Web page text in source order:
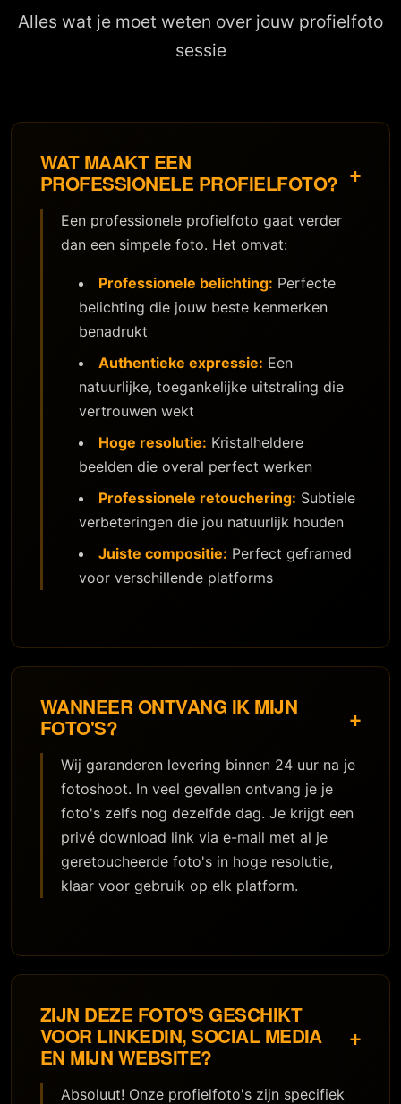
Alles wat je moet weten over jouw profielfoto
sessie
WAT MAAKT EEN
PROFESSIONELE PROFIELFOTO? +
Een professionele profielfoto gaat verder
dan een simpele foto. Het omvat:
Professionele belichting: Perfecte
belichting die jouw beste kenmerken
benadrukt
Authentieke expressie: Een
natuurlijke, toegankelijke uitstraling die
vertrouwen wekt
Hoge resolutie: Kristalheldere
beelden die overal perfect werken
Professionele retouchering: Subtiele
verbeteringen die jou natuurlijk houden
Juiste compositie: Perfect geframed
voor verschillende platforms
WANNEER ONTVANG IK MIJN
FOTO'S?
+
Wij garanderen levering binnen 24 uur na je
fotoshoot. In veel gevallen ontvang je je
foto's zelfs nog dezelfde dag. Je krijgt een
privé download link via e-mail met al je
geretoucheerde foto's in hoge resolutie,
klaar voor gebruik op elk platform.
ZIJN DEZE FOTO'S GESCHIKT
VOOR LINKEDIN, SOCIAL MEDIA
EN MIJN WEBSITE?
+
Absoluut! Onze profielfoto's zijn specifiek